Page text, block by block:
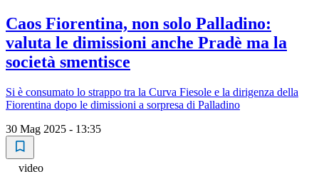
Caos Fiorentina, non solo Palladino:
valuta le dimissioni anche Pradè ma la
società smentisce
Si è consumato lo strappo tra la Curva Fiesole e la dirigenza della
Fiorentina dopo le dimissioni a sorpresa di Palladino
30 Mag 2025 - 13:35
video